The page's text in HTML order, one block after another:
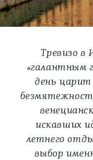
Тревизо
«галантным
день
искавших
летнего
выбор